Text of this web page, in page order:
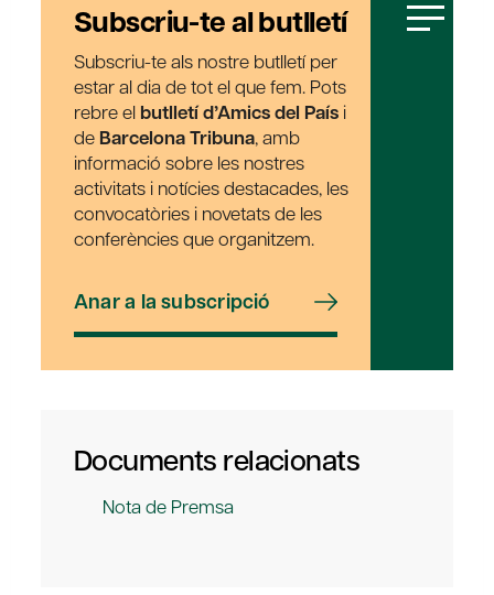
Subscriu-te al butlletí
Subscriu-te als nostre butlletí per
estar al dia de tot el que fem. Pots
rebre el butlletí d’Amics del País i
de Barcelona Tribuna, amb
informació sobre les nostres
activitats i notícies destacades, les
convocatòries i novetats de les
conferències que organitzem.
Anar a la subscripció
Documents relacionats
Nota de Premsa